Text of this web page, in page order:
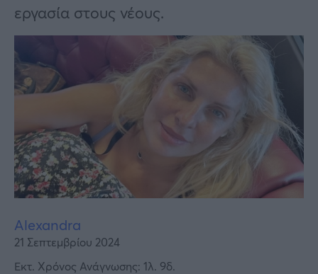
Γυναίκα
Καιρός
εργασία στους νέους.
Alexandra
21 Σεπτεμβρίου 2024
Εκτ. Χρόνος Ανάγνωσης: 1λ. 9δ.